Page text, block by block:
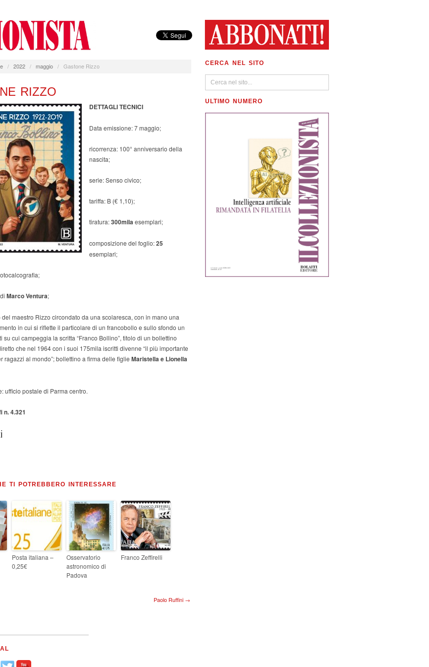
/ 2022 / maggio / Gastone Rizzo
RIZZO
DETTAGLI TECNICI
Data emissione: 7 maggio;
ricorrenza: 100° anniversario della
nascita;
serie: Senso civico;
tariffa: B (€ 1,10);
tiratura:300milaesemplari;
composizione del foglio:25
esemplari;
Marco Ventura;
del maestro Rizzo circondato da una scolaresca, con in mano una
in cui si riflette il particolare di un francobollo e sullo sfondo un
su cui campeggia la scritta “Franco Bollino”, titolo di un bollettino
che nel 1964 con i suoi 175mila iscritti divenne “il più importante
ragazzi al mondo”; bollettino a firma delle figlie Maristella e Lionella
ufficio postale di Parma centro.
n. 4.321
TI POTREBBERO INTERESSARE
Posta italiana –
0,25€
Osservatorio
astronomico di
Padova
Franco Zeffirelli
Paolo Ruffini →
CERCA NEL SITO
ULTIMO NUMERO